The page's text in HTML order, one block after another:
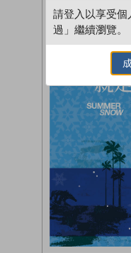
請登入以享受個
過」繼續瀏覽。